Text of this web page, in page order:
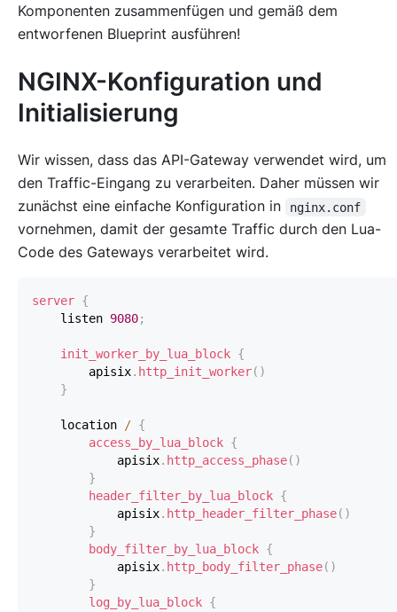
Komponenten zusammenfügen und gemäß dem
entworfenen Blueprint ausführen!
NGINX-Konfiguration und
Initialisierung
Wir wissen, dass das API-Gateway verwendet wird, um
den Traffic-Eingang zu verarbeiten. Daher müssen wir
zunächst eine einfache Konfiguration in
nginx.conf
vornehmen, damit der gesamte Traffic durch den Lua-
Code des Gateways verarbeitet wird.
server {
    listen
9080;
init_worker_by_lua_block {
        apisix
. http_init_worker( )
}
    location
/ {
access_by_lua_block {
            apisix
. http_access_phase( )
}
header_filter_by_lua_block {
            apisix
. http_header_filter_phase( )
}
body_filter_by_lua_block {
            apisix
. http_body_filter_phase( )
}
log_by_lua_block {